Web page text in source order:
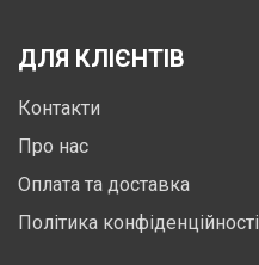
ДЛЯ КЛІЄНТІВ
Контакти
Про нас
Оплата та доставка
Політика конфіденційності